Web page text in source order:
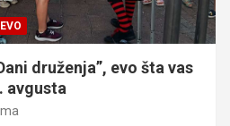
druženja”, evo šta vas
avgusta